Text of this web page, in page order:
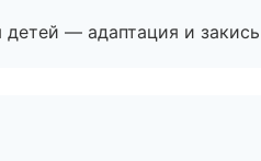
— адаптация и закись